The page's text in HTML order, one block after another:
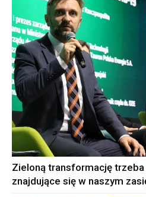
Zieloną transformację
znajdujące się w naszym